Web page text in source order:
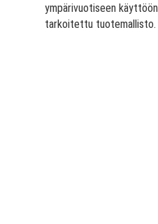
ympärivuotiseen käyttöön
tarkoitettu tuotemallisto.